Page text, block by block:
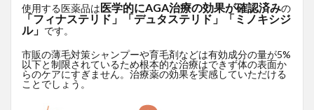
使用する医薬品は医学的にAGA治療の効果が確認済みの
「フィナステリド」「デュタステリド」「ミノキシジ
ル」 です。
市販の薄毛対策シャンプーや育毛剤などは有効成分の量が5%
以下と制限されているため根本的な治療はできず体の表面か
らのケアにすぎません。治療薬の効果を実感していただける
ことでしょう。